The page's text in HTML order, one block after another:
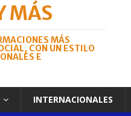
MÁS
MÁS
CON UN ESTILO
E
INTERNACIONALES